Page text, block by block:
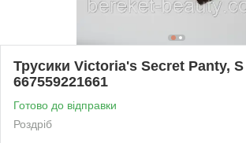
Трусики Victoria's Secret Panty, S
667559221661
Готово до відправки
Роздріб